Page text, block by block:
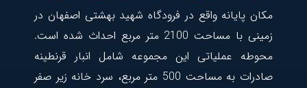
مکان پایانه واقع در فرودگاه شهید بهشتی اصفهان در
زمینی با مساحت 2100 متر مربع احداث شده است.
محوطه عملیاتی این مجموعه شامل انبار قرنطینه
صادرات به مساحت 500 متر مربع، سرد خانه زیر صفر